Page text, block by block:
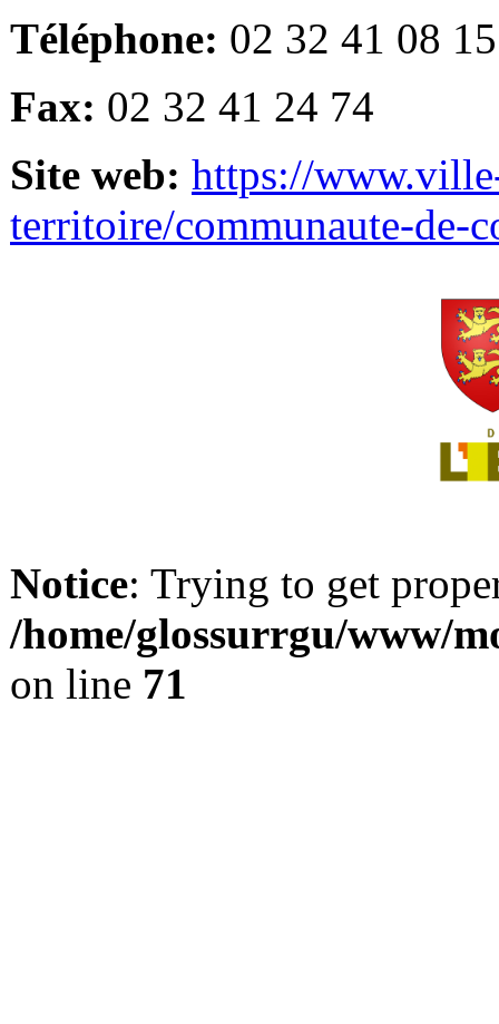
Téléphone: 02 32 41 08 15
Fax: 02 32 41 24 74
Site web: https://
territoire/communaute-de-
Notice: Trying to get
/home/glossurrgu/www/
on line 71